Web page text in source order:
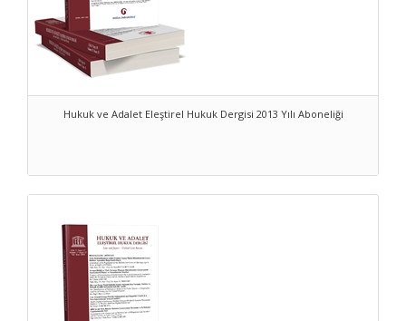
Hukuk ve Adalet Eleştirel Hukuk Dergisi 2013 Yılı Aboneliği